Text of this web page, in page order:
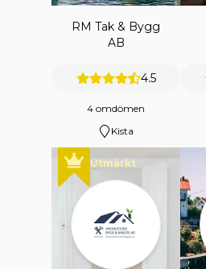
RM Tak & Bygg
AB
4.5
4 omdömen
Kista
Utmärkt